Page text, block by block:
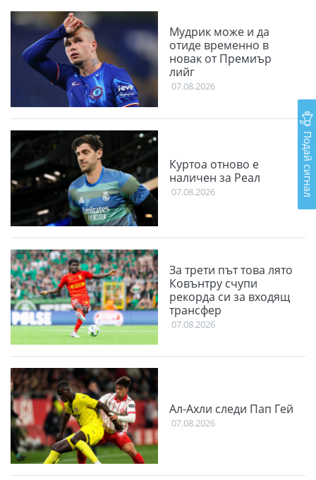
Мудрик може и да
отиде временно в
новак от Премиър
лийг
07.08.2026
Куртоа отново е
наличен за Реал
07.08.2026
За трети път това лято
Ковънтру счупи
рекорда си за входящ
трансфер
07.08.2026
Ал-Ахли следи Пап Гей
07.08.2026
Подай сигнал